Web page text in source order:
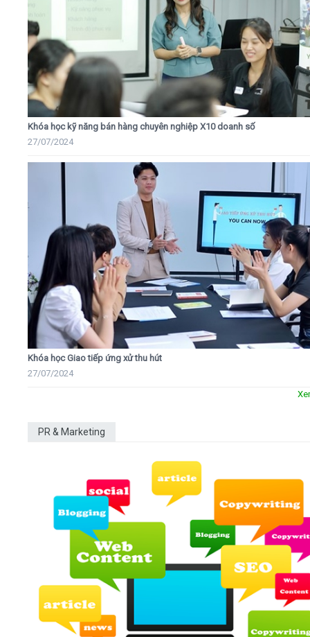
Khóa học kỹ năng bán hàng chuyên nghiệp X10 doanh số
27/07/2024
Khóa học Giao tiếp ứng xử thu hút
27/07/2024
PR & Marketing